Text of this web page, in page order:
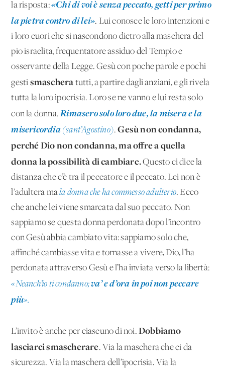
la risposta:«Chi di voi è senza peccato, getti per primo
la pietra contro di lei». Lui conosce le loro intenzioni e
i loro cuori che si nascondono dietro alla maschera del
pio israelita, frequentatore assiduo del Tempio e
osservante della Legge. Gesù con poche parole e pochi
gesti smaschera tutti, a partire dagli anziani, e gli rivela
tutta la loro ipocrisia. Loro se ne vanno e lui resta solo
con la donna.Rimasero solo loro due, la misera e la
misericordia(sant’Agostino).Gesù non condanna,
perché Dio non condanna, ma offre a quella
donna la possibilità di cambiare.Questo ci dice la
distanza che c’è tra il peccatore e il peccato. Lei non è
l’adultera mala donna che ha commesso adulterio. Ecco
che anche lei viene smarcata dal suo peccato. Non
sappiamo se questa donna perdonata dopo l’incontro
con Gesù abbia cambiato vita: sappiamo solo che,
affinché cambiasse vita e tornasse a vivere, Dio, l’ha
perdonata attraverso Gesù e l’ha inviata verso la libertà:
«Neanch’io ti condanno;va’ e d’ora in poi non peccare
più».
L’invito è anche per ciascuno di noi. Dobbiamo
lasciarci smascherare. Via la maschera che ci da
sicurezza. Via la maschera dell’ipocrisia. Via la